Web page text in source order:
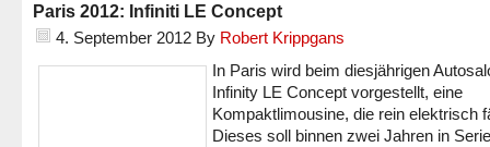
Paris 2012: Infiniti LE Concept
4. September 2012 By Robert Krippgans
In Paris wird beim diesjährigen
Infinity LE Concept vorgestellt, eine
Kompaktlimousine, die rein elektrisch
Dieses soll binnen zwei Jahren in